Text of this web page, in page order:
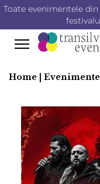
Toate evenimentele
Home | Evenimente